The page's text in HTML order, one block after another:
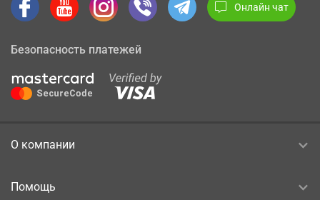
Онлайн чат
Безопасность платежей
О компании
Помощь